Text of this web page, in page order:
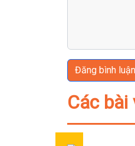
Đăng bình luận
Các bài